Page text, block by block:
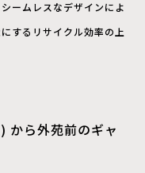
ームレスなデザインによ
するリサイクル効率の上
ら外苑前のギャ